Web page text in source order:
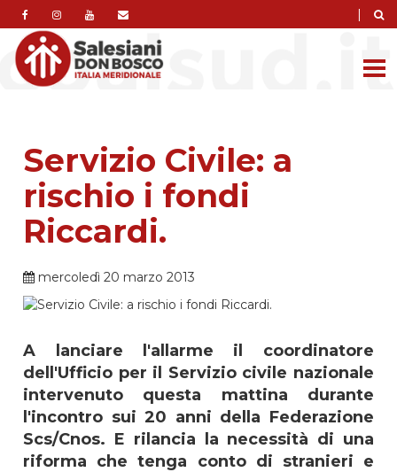
|
Servizio Civile: a
rischio i fondi
Riccardi.
mercoledì 20 marzo 2013
A lanciare l'allarme il coordinatore
dell'Ufficio per il Servizio civile nazionale
intervenuto questa mattina durante
l'incontro sui 20 anni della Federazione
Scs/Cnos. E rilancia la necessità di una
riforma che tenga conto di stranieri e